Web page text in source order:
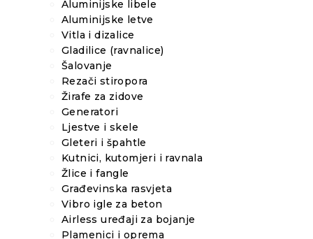
Aluminijske libele
Aluminijske letve
Vitla i dizalice
Gladilice (ravnalice)
Šalovanje
Rezači stiropora
Žirafe za zidove
Generatori
Ljestve i skele
Gleteri i špahtle
Kutnici, kutomjeri i ravnala
Žlice i fangle
Građevinska rasvjeta
Vibro igle za beton
Airless uređaji za bojanje
Plamenici i oprema